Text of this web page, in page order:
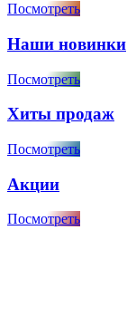
Посмотреть
Наши новинки
Посмотреть
Хиты продаж
Посмотреть
Акции
Посмотреть